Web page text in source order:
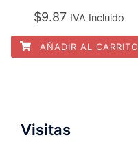
$9.87 IVA Incluido
AÑADIR AL CARRITO
Visitas